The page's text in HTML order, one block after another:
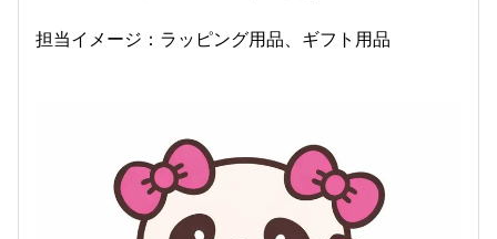
担当イメージ：ラッピング用品、ギフト用品